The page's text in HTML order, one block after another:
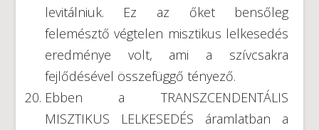
levitálniuk. Ez az őket bensőleg
felemésztő végtelen misztikus lelkesedés
eredménye volt, ami a szívcsakra
fejlődésével összefüggő tényező.
Ebben a TRANSZCENDENTÁLIS
MISZTIKUS LELKESEDÉS áramlatban a